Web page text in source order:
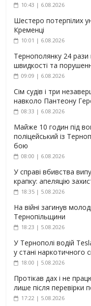
10:43 | 6.08.2026
Шестеро потерпілих
Кременці
10:01 | 6.08.2026
Тернополянку 24
швидкості та
09:09 | 6.08.2026
Сім судів і три
навколо Пантеону
08:33 | 6.08.2026
Майже 10 годин під
поліцейський із
бою
08:00 | 6.08.2026
У справі вбивства
крапку: апеляцію
18:35 | 5.08.2026
На війні загинув
Тернопільщини
18:23 | 5.08.2026
У Тернополі водій
у стані наркотичного
18:00 | 5.08.2026
Протікав дах і не
лише після
17:22 | 5.08.2026